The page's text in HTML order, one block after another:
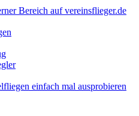
Bereich auf vereinsflieger.de
einfach mal ausprobieren